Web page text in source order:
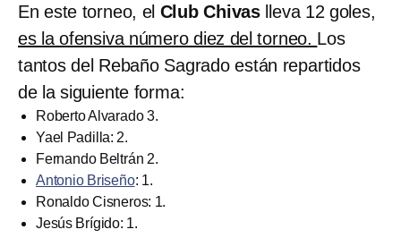
En este torneo, el Club Chivas lleva 12 goles,
es la ofensiva número diez del torneo. Los
tantos del Rebaño Sagrado están repartidos
de la siguiente forma:
Roberto Alvarado 3.
Yael Padilla: 2.
Fernando Beltrán 2.
Antonio Briseño: 1.
Ronaldo Cisneros: 1.
Jesús Brígido: 1.